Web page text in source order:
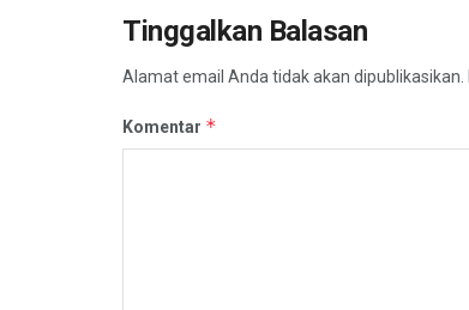
Tinggalkan Balasan
Alamat email Anda tidak akan dipublikasikan.
Komentar *